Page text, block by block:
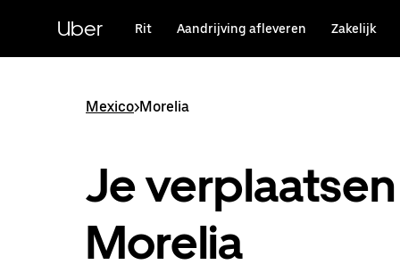
hoofdinhoudUber Rit Aandrijving afleveren Zakelijk
Mexico>Morelia
Je
Morelia